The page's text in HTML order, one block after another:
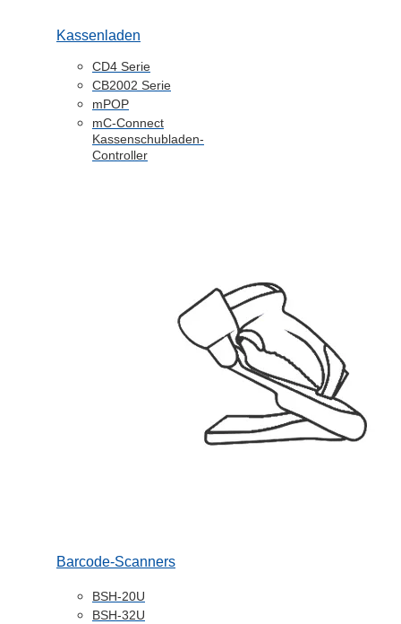
Kassenladen
CD4 Serie
CB2002 Serie
mPOP
mC-Connect
Kassenschubladen-
Controller
Barcode-Scanners
BSH-20U
BSH-32U